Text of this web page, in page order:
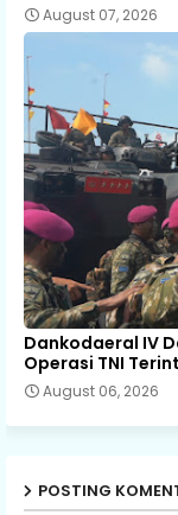
August 07, 2026
Dankodaeral IV
Operasi TNI
August 06, 2026
POSTING